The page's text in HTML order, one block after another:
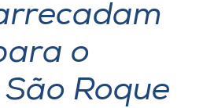
o
Roque